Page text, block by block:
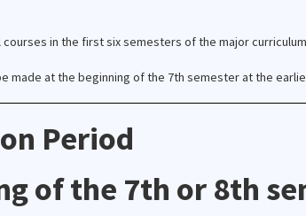
in the first six semesters of the major curriculum
made at the beginning of the 7th semester at the
Period
of the 7th or 8th